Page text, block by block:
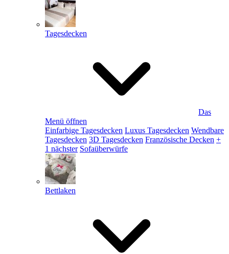
Tagesdecken
Das
Menü öffnen
Einfarbige Tagesdecken Luxus Tagesdecken Wendbare
Tagesdecken 3D Tagesdecken Französische Decken +
1 nächster Sofaüberwürfe
Bettlaken